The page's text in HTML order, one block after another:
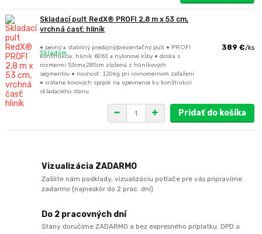
Skladací pult RedX® PROFI 2,8 m x 53 cm,
vrchná časť: hliník
• pevný a stabilný predajný/prezentačný pult • PROFI
konštrukcia, hliník 6063 a nylonové kĺby • doska s
rozmermi 53cmx280cm zložená z hliníkových
segmentov • nosnosť: 120kg pri rovnomernom zaťažení
• vrátane kovových spojok na upevnenie ku konštrukcii
skladacieho stanu
389 €/ks
Skladom
Pridať do košíka
Vizualizácia ZADARMO
Zašlite nám podklady, vizualizáciu potlače pre vás pripravíme
zadarmo (najneskôr do 2 prac. dní).
Do 2 pracovných dní
Stany doručíme ZADARMO a bez expresného príplatku. DPD a